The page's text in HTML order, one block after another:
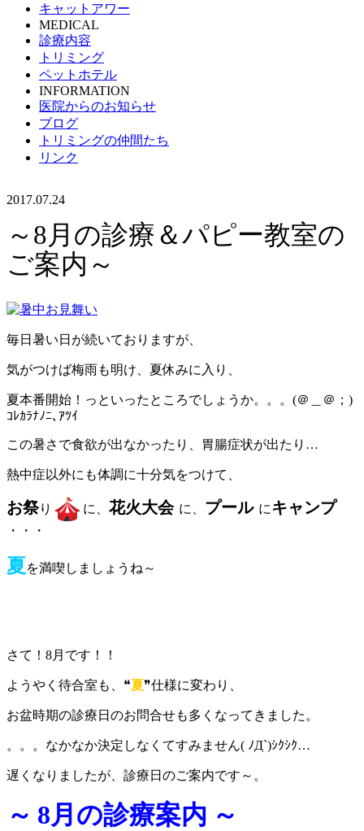
キャットアワー
MEDICAL
診療内容
トリミング
ペットホテル
INFORMATION
医院からのお知らせ
ブログ
トリミングの仲間たち
リンク
2017.07.24
～8月の診療＆パピー教室の
ご案内～
毎日暑い日が続いておりますが、
気がつけば梅雨も明け、夏休みに入り、
夏本番開始！っといったところでしょうか。。。(＠＿＠；)
ｺﾚｶﾗﾅﾉﾆ､ｱﾂｲ
この暑さで食欲が出なかったり、胃腸症状が出たり…
熱中症以外にも体調に十分気をつけて、
お祭り に、 花火大会 に、 プール に キャンプ
・・・
夏を満喫しましょうね～
さて！8月です！！
ようやく待合室も、❝夏❞仕様に変わり、
お盆時期の診療日のお問合せも多くなってきました。
。。。なかなか決定しなくてすみません( ﾉД`)ｼｸｼｸ…
遅くなりましたが、診療日のご案内です～。
～ 8月の診療案内 ～